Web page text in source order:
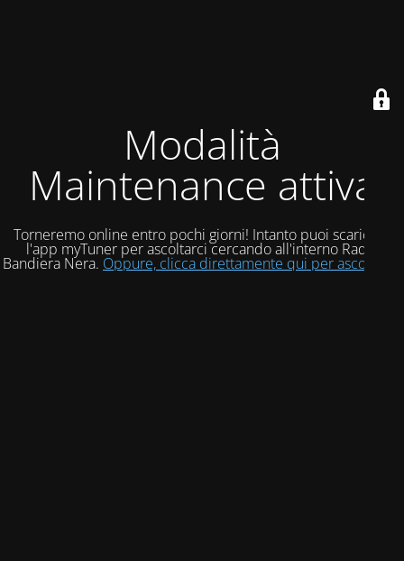
Modalità
Maintenance attiva
Torneremo online entro pochi giorni! Intanto puoi scaricare
l'app myTuner per ascoltarci cercando all'interno Radio
Bandiera Nera. Oppure, clicca direttamente qui per ascoltarci!